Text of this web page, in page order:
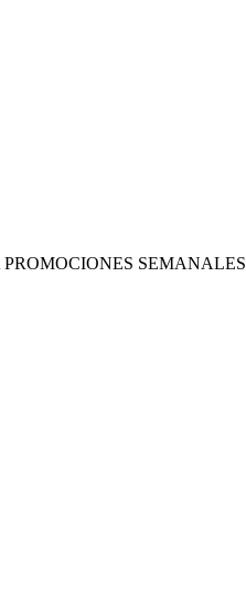
SEMANALES